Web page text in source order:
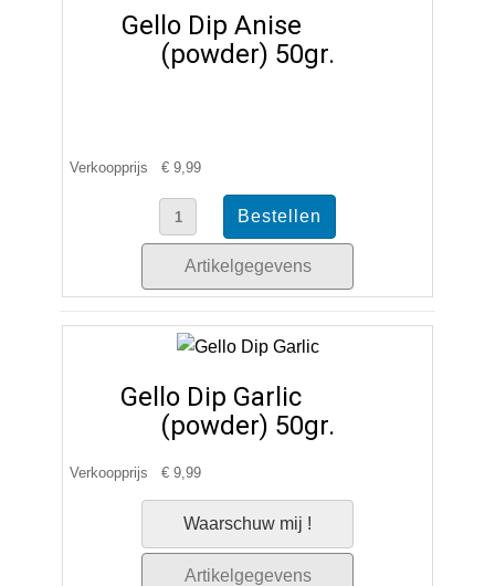
Gello Dip Anise
(powder) 50gr.
Verkoopprijs € 9,99
Artikelgegevens
Gello Dip Garlic
(powder) 50gr.
Verkoopprijs € 9,99
Waarschuw mij !
Artikelgegevens